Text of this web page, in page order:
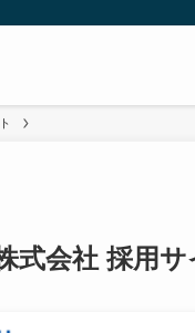
式会社 採用サ